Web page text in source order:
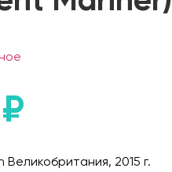
₽
Великобритания, 2015 г.